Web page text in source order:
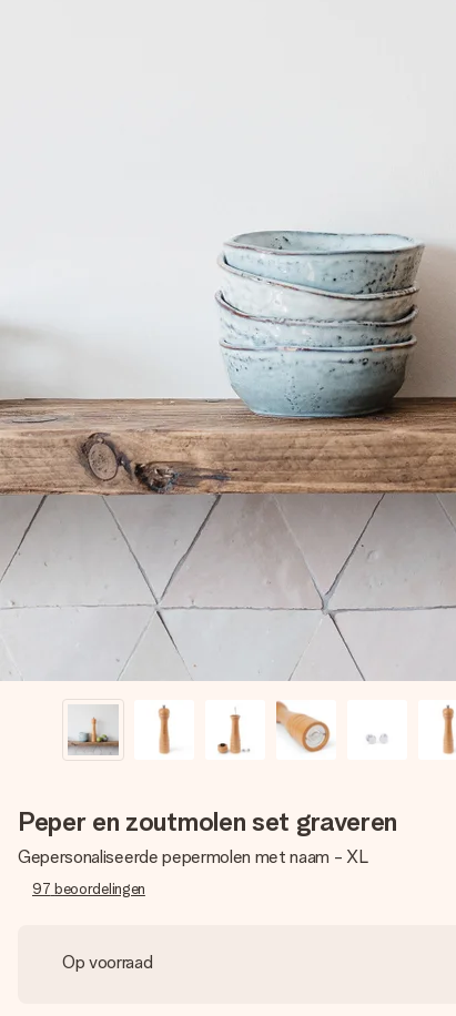
Peper en zoutmolen set graveren
Gepersonaliseerde pepermolen met naam - XL
97 beoordelingen
Op voorraad